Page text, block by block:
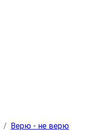
/ Верю - не верю